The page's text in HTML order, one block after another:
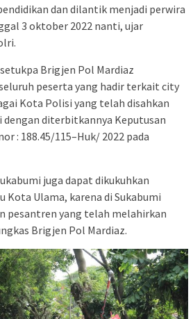
dan dilantik menjadi perwira
3 oktober 2022 nanti, ujar
Brigjen Pol Mardiaz
peserta yang hadir terkait city
Kota Polisi yang telah disahkan
dengan diterbitkannya Keputusan
: 188.45/115–Huk/ 2022 pada
juga dapat dikukuhkan
Kota Ulama, karena di Sukabumi
pesantren yang telah melahirkan
Brigjen Pol Mardiaz.